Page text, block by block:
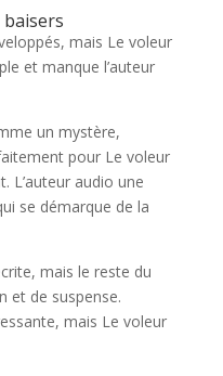
baisers
mais Le voleur
et manque l’auteur
un mystère,
pour Le voleur
L’auteur audio une
se démarque de la
mais le reste du
et de suspense.
mais Le voleur